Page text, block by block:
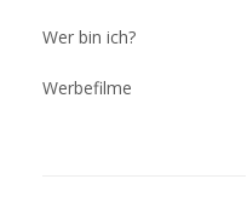
Wer bin ich?
Werbefilme